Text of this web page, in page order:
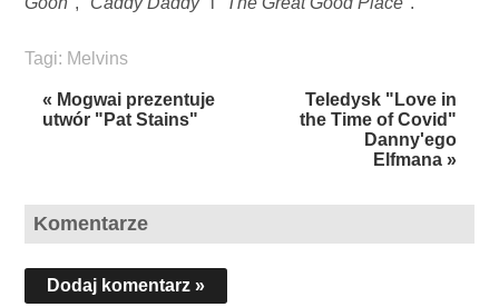
Tagi: Melvins
« Mogwai prezentuje
utwór "Pat Stains"
Teledysk "Love in
the Time of Covid"
Danny'ego
Elfmana »
Komentarze
Dodaj komentarz »